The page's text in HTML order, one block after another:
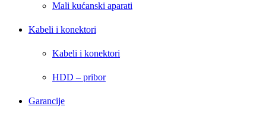
Mali kućanski aparati
Kabeli i konektori
Kabeli i konektori
HDD – pribor
Garancije